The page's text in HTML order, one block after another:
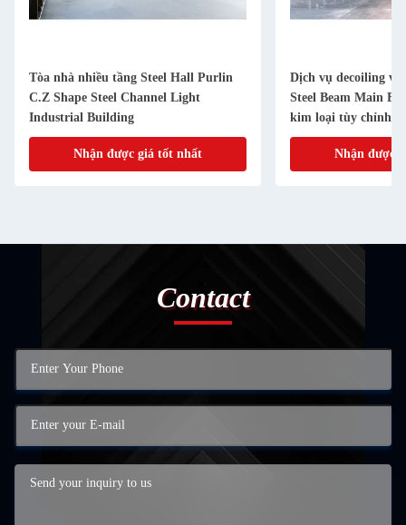
Tòa nhà nhiều tầng Steel Hall Purlin
C.Z Shape Steel Channel Light
Industrial Building
Nhận được giá tốt nhất
Dịch vụ decoiling và
Steel Beam Main
kim loại tùy chỉnh
Nhận được
Contact